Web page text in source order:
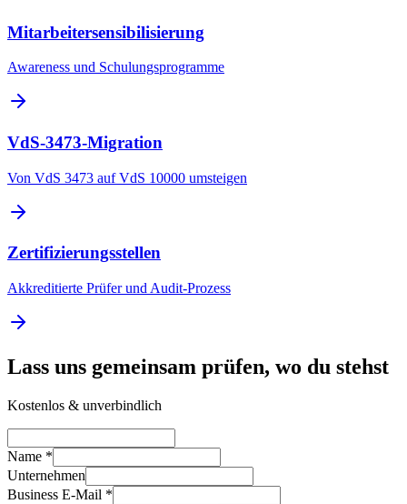
Mitarbeitersensibilisierung
Awareness und Schulungsprogramme
VdS-3473-Migration
Von VdS 3473 auf VdS 10000 umsteigen
Zertifizierungsstellen
Akkreditierte Prüfer und Audit-Prozess
Lass uns gemeinsam prüfen, wo du stehst
Kostenlos & unverbindlich
Name *
Unternehmen
Business E-Mail *